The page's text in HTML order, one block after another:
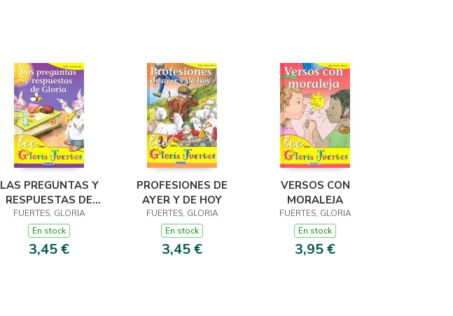
LAS PREGUNTAS Y
RESPUESTAS DE
GLORIA
FUERTES, GLORIA
En stock
3,45 €
PROFESIONES DE
AYER Y DE HOY
FUERTES, GLORIA
En stock
3,45 €
VERSOS CON
MORALEJA
FUERTES, GLORIA
En stock
3,95 €